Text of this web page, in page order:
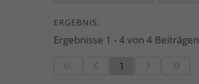
ERGEBNIS:
Ergebnisse 1 - 4 von 4 Beiträgen
1